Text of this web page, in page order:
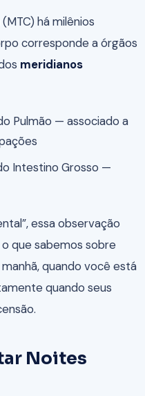
há milênios
corresponde a órgãos
meridianos
Pulmão — associado a
Intestino Grosso —
essa observação
que sabemos sobre
quando você está
quando seus
Noites